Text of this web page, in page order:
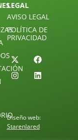
LEGAL
AVISO LEGAL
POLÍTICA DE
PRIVACIDAD
Diseño web:
Starenlared